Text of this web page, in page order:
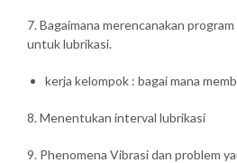
7. Bagaimana merencanakan
untuk lubrikasi.
kerja kelompok : bagai mana
8. Menentukan interval lubrikasi
9. Phenomena Vibrasi dan problem